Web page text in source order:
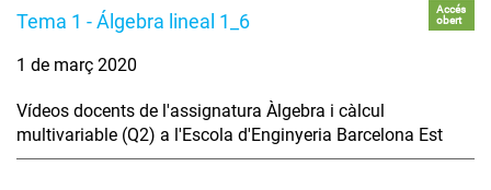
Tema 1 - Álgebra lineal 1_6
Accés
obert
1 de març 2020
Vídeos docents de l'assignatura Àlgebra i càlcul
multivariable (Q2) a l'Escola d'Enginyeria Barcelona Est